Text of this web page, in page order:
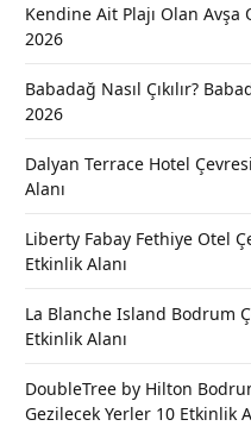
Kendine Ait Plajı Olan
2026
Babadağ Nasıl Çıkılır?
2026
Dalyan Terrace Hotel
Alanı
Liberty Fabay Fethiye Otel
Etkinlik Alanı
La Blanche Island Bodrum
Etkinlik Alanı
DoubleTree by Hilton
Gezilecek Yerler 10 Etkinlik